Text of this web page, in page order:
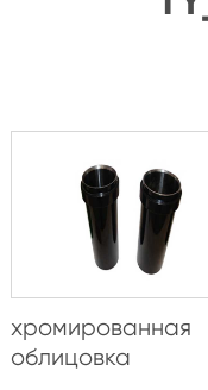
хромированная
облицовка